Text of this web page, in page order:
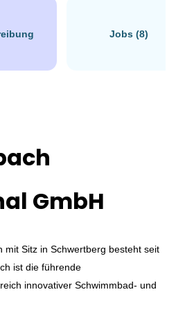
Jobs (8)
GmbH
mit Sitz in Schwertberg besteht seit
ist die führende
innovativer Schwimmbad- und
für die